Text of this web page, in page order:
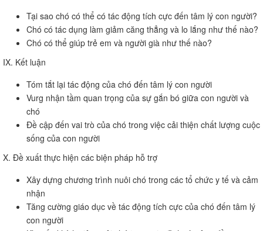
Tại sao chó có thể có tác động tích cực đến tâm lý con người?
Chó có tác dụng làm giảm căng thẳng và lo lắng như thế nào?
Chó có thể giúp trẻ em và người già như thế nào?
IX. Kết luận
Tóm tắt lại tác động của chó đến tâm lý con người
Vurg nhận tầm quan trọng của sự gắn bó giữa con người và
chó
Đề cập đến vai trò của chó trong việc cải thiện chất lượng cuộc
sống của con người
X. Đề xuất thực hiện các biện pháp hỗ trợ
Xây dựng chương trình nuôi chó trong các tổ chức y tế và cảm
nhận
Tăng cường giáo dục về tác động tích cực của chó đến tâm lý
con người